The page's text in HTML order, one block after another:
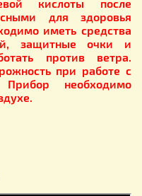
кислоты после
для здоровья
иметь средства
защитные очки и
против ветра.
при работе с
Прибор необходимо